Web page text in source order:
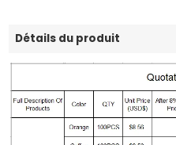
Détails du produit